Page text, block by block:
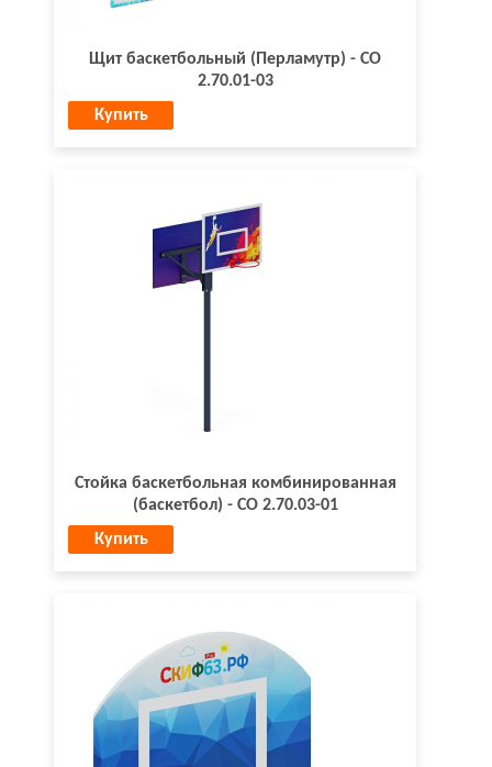
Щит баскетбольный (Перламутр) - СО
2.70.01-03
Купить
Стойка баскетбольная комбинированная
(баскетбол) - СО 2.70.03-01
Купить